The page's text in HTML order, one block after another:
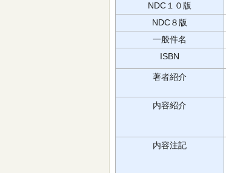
NDC１０版
NDC８版
一般件名
ISBN
著者紹介
内容紹介
内容注記